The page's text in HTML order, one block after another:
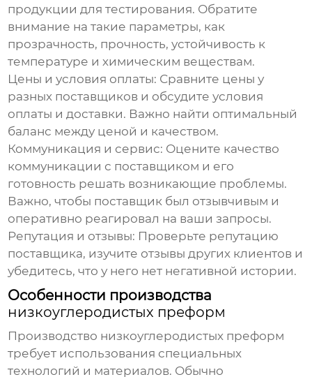
продукции для тестирования. Обратите
внимание на такие параметры, как
прозрачность, прочность, устойчивость к
температуре и химическим веществам.
Цены и условия оплаты: Сравните цены у
разных поставщиков и обсудите условия
оплаты и доставки. Важно найти оптимальный
баланс между ценой и качеством.
Коммуникация и сервис: Оцените качество
коммуникации с поставщиком и его
готовность решать возникающие проблемы.
Важно, чтобы поставщик был отзывчивым и
оперативно реагировал на ваши запросы.
Репутация и отзывы: Проверьте репутацию
поставщика, изучите отзывы других клиентов и
убедитесь, что у него нет негативной истории.
Особенности производства
низкоуглеродистых преформ
Производство низкоуглеродистых преформ
требует использования специальных
технологий и материалов. Обычно